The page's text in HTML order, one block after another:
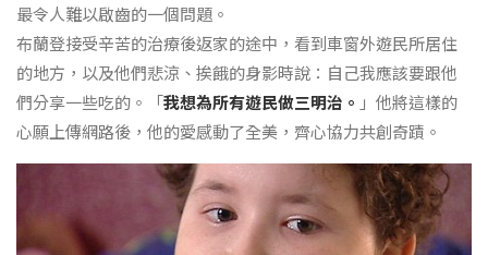
最令人難以啟齒的一個問題。
布蘭登接受辛苦的治療後返家的途中，看到車窗外遊民所居住
的地方，以及他們悲涼、挨餓的身影時說：自己我應該要跟他
們分享一些吃的。「我想為所有遊民做三明治。 」他將這樣的
心願上傳網路後，他的愛感動了全美，齊心協力共創奇蹟。